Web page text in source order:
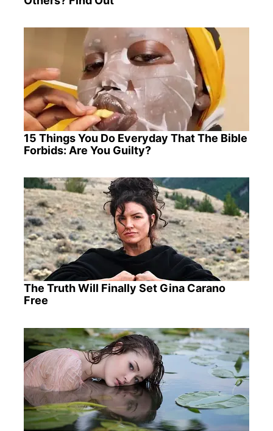
15 Things You Do Everyday That The Bible
Forbids: Are You Guilty?
The Truth Will Finally Set Gina Carano
Free